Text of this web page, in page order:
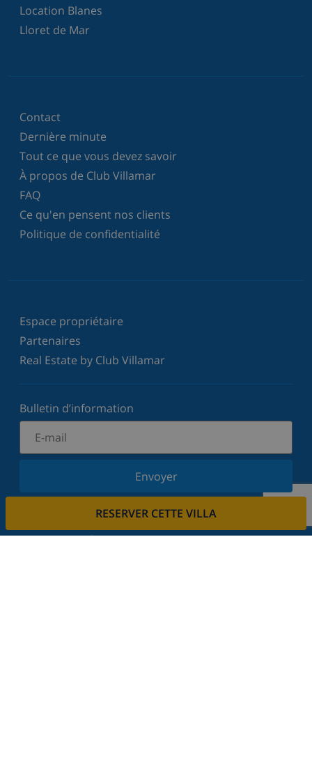
RESERVER CETTE VILLA
Location Blanes
Lloret de Mar
Contact
Dernière minute
Tout ce que vous devez savoir
À propos de Club Villamar
FAQ
Ce qu'en pensent nos clients
Politique de confidentialité
Espace propriétaire
Partenaires
Real Estate by Club Villamar
Bulletin d’information
Envoyer
Inscrivez-vous à notre newsletter et restez informé
votre vie privée.